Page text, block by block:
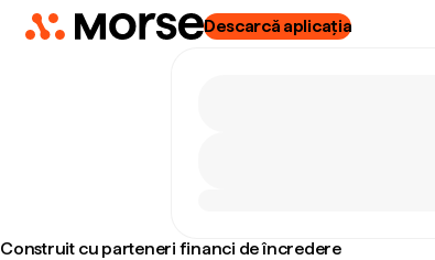
Descarcă aplicația
Construit cu parteneri financi de încredere